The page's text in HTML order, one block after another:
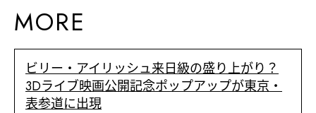
MORE
ビリー・アイリッシュ来日級の盛り上がり？
3Dライブ映画公開記念ポップアップが東京・
表参道に出現